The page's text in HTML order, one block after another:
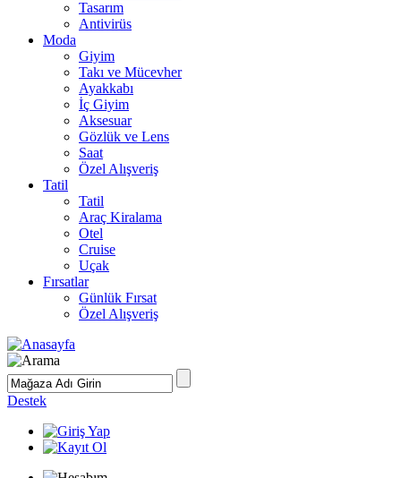
Tasarım
Antivirüs
Moda
Giyim
Takı ve Mücevher
Ayakkabı
İç Giyim
Aksesuar
Gözlük ve Lens
Saat
Özel Alışveriş
Tatil
Tatil
Araç Kiralama
Otel
Cruise
Uçak
Fırsatlar
Günlük Fırsat
Özel Alışveriş
Destek